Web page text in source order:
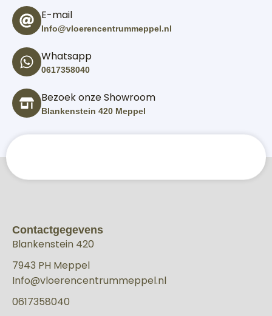
E-mail
Info@vloerencentrummeppel.nl
Whatsapp
0617358040
Bezoek onze Showroom
Blankenstein 420 Meppel
Contactgegevens
Blankenstein 420
7943 PH Meppel
Info@vloerencentrummeppel.nl
0617358040